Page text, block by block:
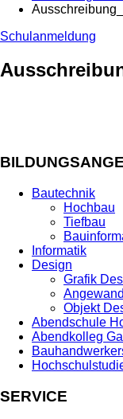
Schulanmeldung
Bautechnik
Hochbau
Tiefbau
Informatik
Design
Grafik
Objekt
Abendschule
Abendkolleg
SERVICE